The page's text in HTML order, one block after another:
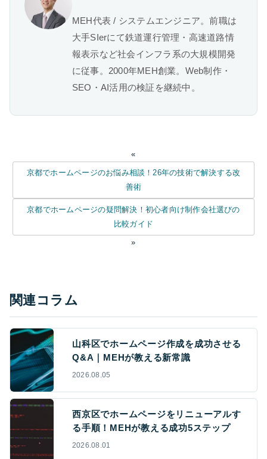
MEH代表 / システムエンジニア。前職は
大手SIerにて鉄道運行管理・高速道路情
報表示など社会インフラ系の大規模開発
に従事。2000年MEH創業。Web制作・
SEO・AI活用の検証を継続中。
«
京都でホームページのお悩み相談！26年の技術で解決する改
善術
京都でホームページの疑問解決！初心者向け制作会社選びの
比較ガイド
»
関連コラム
山科区でホームページ作成を成功させる
Q&A｜MEHが教える新常識
2026.08.05
西京区でホームページをリニューアルす
る手順！MEHが教える成功5ステップ
2026.08.01